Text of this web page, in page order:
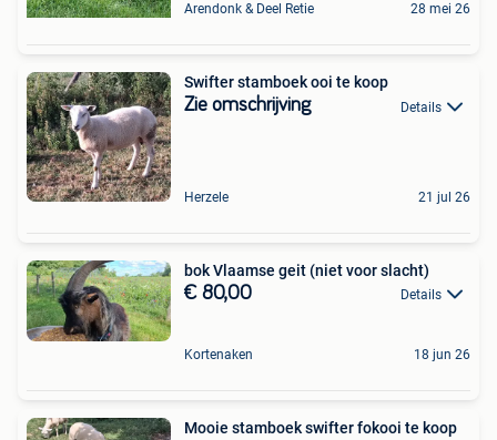
Arendonk & Deel Retie 28 mei 26
Swifter stamboek ooi te koop
Zie omschrijving Details
Herzele 21 jul 26
bok Vlaamse geit (niet voor slacht)
€ 80,00 Details
Kortenaken 18 jun 26
Mooie stamboek swifter fokooi te koop